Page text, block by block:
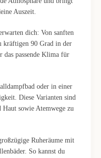
Auszeit.
dich: Von sanften
kräftigen 90 Grad in der
das passende Klima für
oder in einer
Diese Varianten sind
sowie Atemwege zu
Ruheräume mit
So kannst du